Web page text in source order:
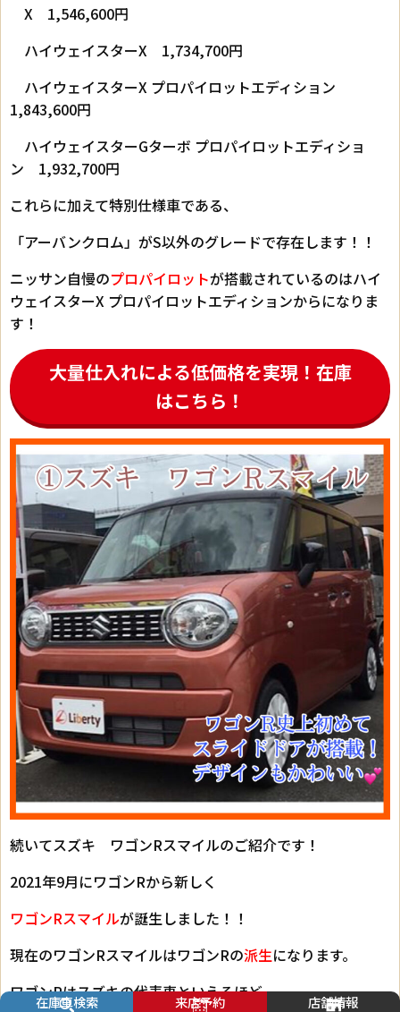
X 1,546,600円
ハイウェイスターX 1,734,700円
ハイウェイスターX プロパイロットエディション
1,843,600円
ハイウェイスターGターボ プロパイロットエディショ
ン 1,932,700円
これらに加えて特別仕様車である、
「アーバンクロム」がS以外のグレードで存在します！！
ニッサン自慢のプロパイロットが搭載されているのはハイ
ウェイスターX プロパイロットエディションからになりま
す！
大量仕入れによる低価格を実現！在庫
はこちら！
続いてスズキ ワゴンRスマイルのご紹介です！
2021年9月にワゴンRから新しく
ワゴンRスマイルが誕生しました！！
現在のワゴンRスマイルはワゴンRの派生になります。
ワゴンRはスズキの代表車といえるほど
在庫車検索 来店予約 店舗情報